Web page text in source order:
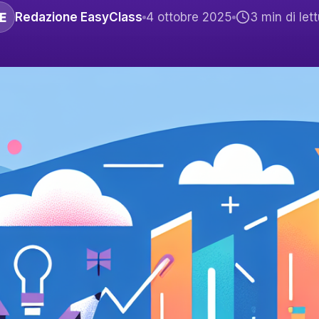
Redazione EasyClass 4 ottobre 2025 3 min di